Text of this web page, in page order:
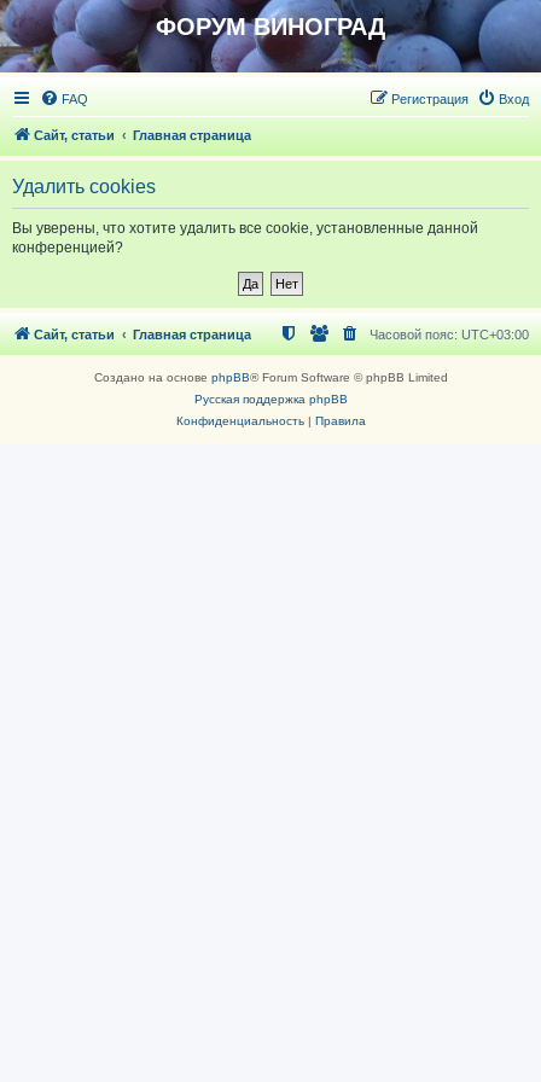
ФОРУМ ВИНОГРАД
FAQ Вход
Регистрация
Сайт, статьи Главная страница
Удалить cookies
Вы уверены, что хотите удалить все cookie, установленные данной
конференцией?
Сайт, статьи Главная страница Часовой пояс: UTC+03:00
Создано на основе phpBB® Forum Software © phpBB Limited
Русская поддержка phpBB
Конфиденциальность| Правила